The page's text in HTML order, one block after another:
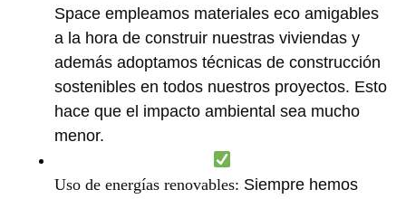
Space empleamos materiales eco amigables
a la hora de construir nuestras viviendas y
además adoptamos técnicas de construcción
sostenibles en todos nuestros proyectos. Esto
hace que el impacto ambiental sea mucho
menor.
Uso de energías renovables: Siempre hemos